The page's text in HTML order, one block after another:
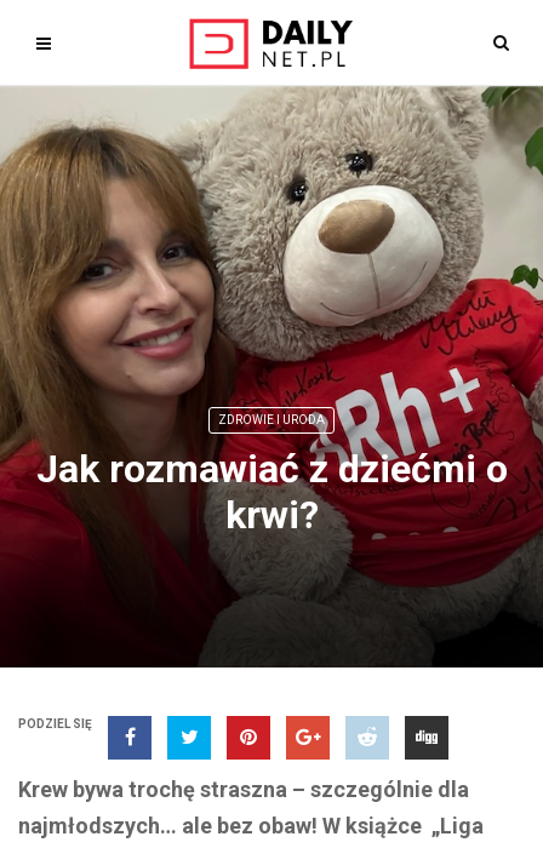
ZDROWIE I URODA
Jak rozmawiać z dziećmi o
krwi?
PODZIEL SIĘ
Krew bywa trochę straszna – szczególnie dla
najmłodszych… ale bez obaw! W książce „Liga